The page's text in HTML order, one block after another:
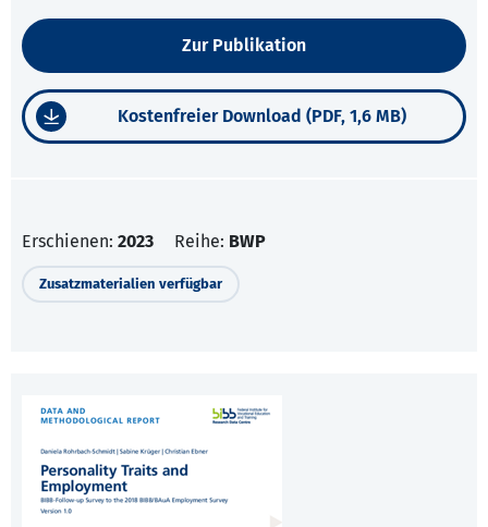
Zur Publikation
Kostenfreier Download (PDF, 1,6 MB)
Erschienen: 2023 Reihe: BWP
Zusatzmaterialien verfügbar